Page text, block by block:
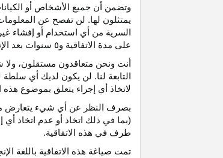
وتضمن أن جميع الأشخاص أو
يمتثلون لها. لن تفصح عن
السرية من أي استخدام أو إفشاء
على مدة الاتفاقية و٥ سنوات بعد الإنهاء.
أنت ونحن متعاقدون مستقلون،
التابعة لنا. لن يكون لديك أي
لاتخاذ أي إجراء يتعلق بموضوع هذه
بصرف النظر عن أي شيء يتعارض
(بما في ذلك اتخاذ أو عدم اتخاذ أي
طرف في هذه الاتفاقية.
تمت صياغة هذه الاتفاقية باللغة